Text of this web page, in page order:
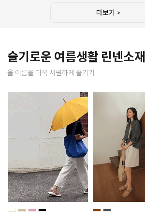
더보기 >
슬기로운 여름생활 린넨소재
올 여름을 더욱 시원하게 즐기기